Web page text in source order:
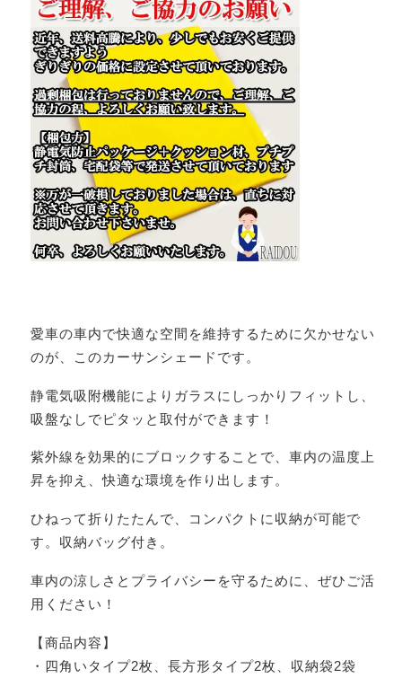
愛車の車内で快適な空間を維持するために欠かせない
のが、このカーサンシェードです。
静電気吸附機能によりガラスにしっかりフィットし、
吸盤なしでピタッと取付ができます！
紫外線を効果的にブロックすることで、車内の温度上
昇を抑え、快適な環境を作り出します。
ひねって折りたたんで、コンパクトに収納が可能で
す。収納バッグ付き。
車内の涼しさとプライバシーを守るために、ぜひご活
用ください！
【商品内容】
・四角いタイプ2枚、長方形タイプ2枚、収納袋2袋